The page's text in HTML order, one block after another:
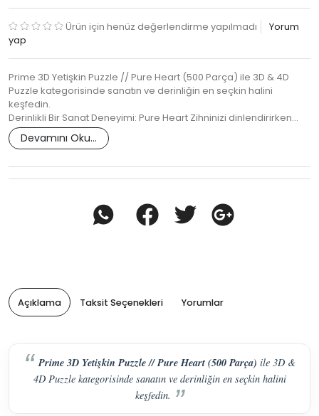
Ürün için henüz değerlendirme yapılmadı
Yorum
yap
Prime 3D Yetişkin Puzzle // Pure Heart (500 Parça) ile 3D & 4D
Puzzle kategorisinde sanatın ve derinliğin en seçkin halini
keşfedin.
Derinlikli Bir Sanat Deneyimi: Pure Heart Zihninizi dinlendirirken…
Devamını Oku...
Açıklama Taksit Seçenekleri Yorumlar
Prime 3D Yetişkin Puzzle // Pure Heart (500 Parça) ile 3D &
4D Puzzle kategorisinde sanatın ve derinliğin en seçkin halini
keşfedin.